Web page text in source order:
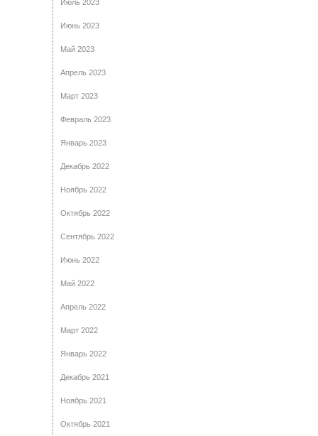
Июль 2023
Июнь 2023
Май 2023
Апрель 2023
Март 2023
Февраль 2023
Январь 2023
Декабрь 2022
Ноябрь 2022
Октябрь 2022
Сентябрь 2022
Июнь 2022
Май 2022
Апрель 2022
Март 2022
Январь 2022
Декабрь 2021
Ноябрь 2021
Октябрь 2021